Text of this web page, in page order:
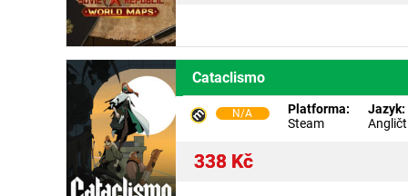
Cataclismo
N/A
Platforma:
Steam
Jazyk:
338 Kč